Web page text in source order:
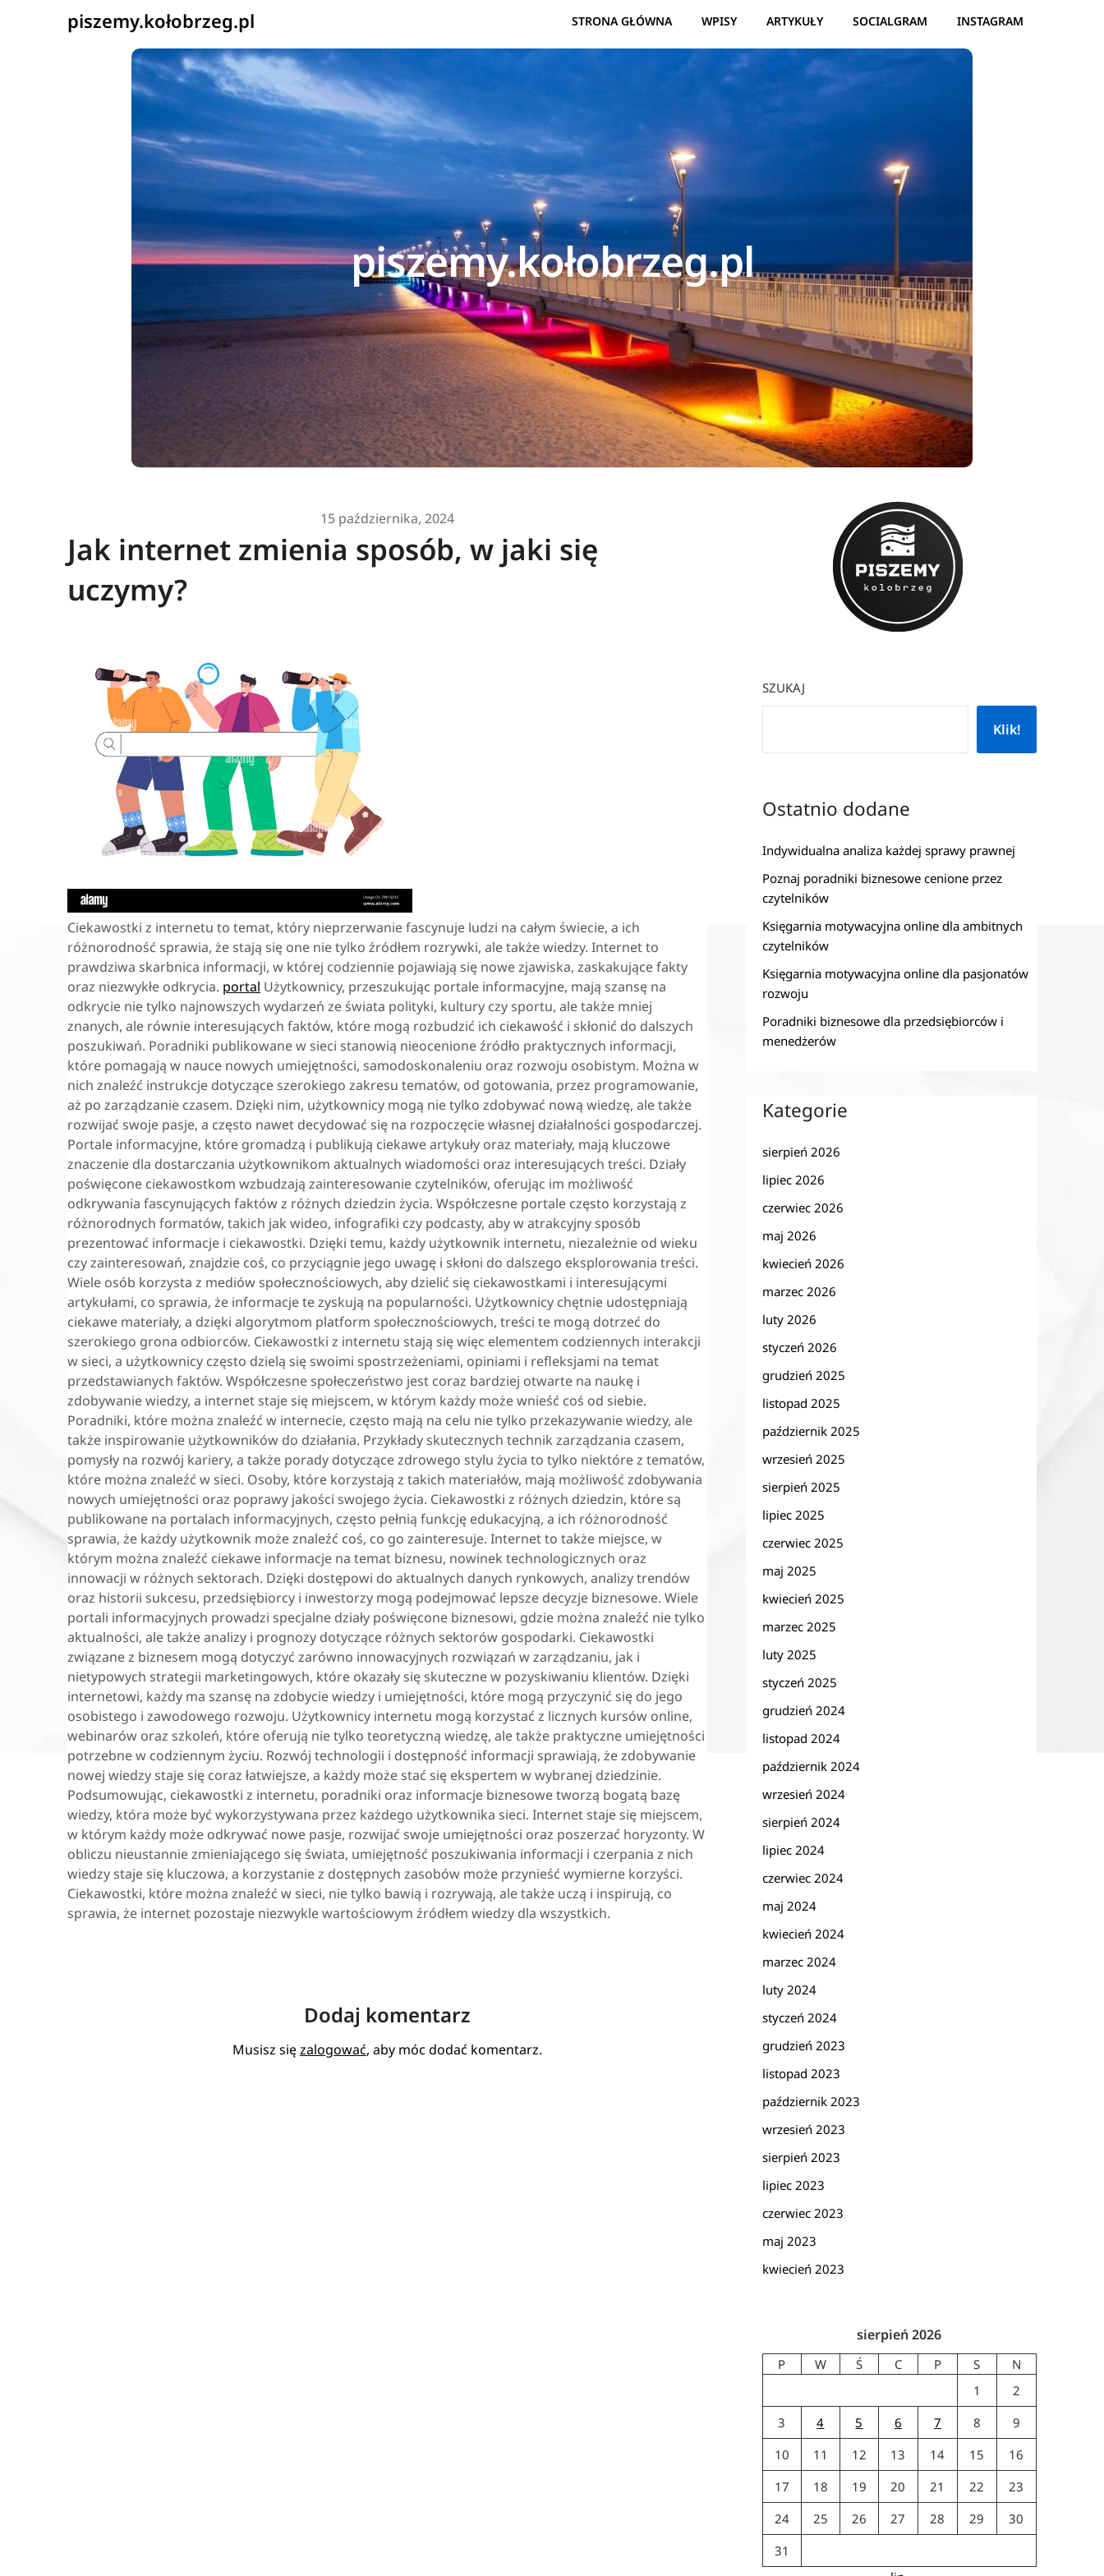
piszemy.kołobrzeg.pl STRONA GŁÓWNA WPISY ARTYKUŁY SOCIALGRAM INSTAGRAM
piszemy.kołobrzeg.pl
15 października, 2024
Jak internet zmienia sposób, w jaki się
uczymy?
Ciekawostki z internetu to temat, który nieprzerwanie fascynuje ludzi na całym świecie, a ich
różnorodność sprawia, że stają się one nie tylko źródłem rozrywki, ale także wiedzy. Internet to
prawdziwa skarbnica informacji, w której codziennie pojawiają się nowe zjawiska, zaskakujące fakty
oraz niezwykłe odkrycia. portal Użytkownicy, przeszukując portale informacyjne, mają szansę na
odkrycie nie tylko najnowszych wydarzeń ze świata polityki, kultury czy sportu, ale także mniej
znanych, ale równie interesujących faktów, które mogą rozbudzić ich ciekawość i skłonić do dalszych
poszukiwań. Poradniki publikowane w sieci stanowią nieocenione źródło praktycznych informacji,
które pomagają w nauce nowych umiejętności, samodoskonaleniu oraz rozwoju osobistym. Można w
nich znaleźć instrukcje dotyczące szerokiego zakresu tematów, od gotowania, przez programowanie,
aż po zarządzanie czasem. Dzięki nim, użytkownicy mogą nie tylko zdobywać nową wiedzę, ale także
rozwijać swoje pasje, a często nawet decydować się na rozpoczęcie własnej działalności gospodarczej.
Portale informacyjne, które gromadzą i publikują ciekawe artykuły oraz materiały, mają kluczowe
znaczenie dla dostarczania użytkownikom aktualnych wiadomości oraz interesujących treści. Działy
poświęcone ciekawostkom wzbudzają zainteresowanie czytelników, oferując im możliwość
odkrywania fascynujących faktów z różnych dziedzin życia. Współczesne portale często korzystają z
różnorodnych formatów, takich jak wideo, infografiki czy podcasty, aby w atrakcyjny sposób
prezentować informacje i ciekawostki. Dzięki temu, każdy użytkownik internetu, niezależnie od wieku
czy zainteresowań, znajdzie coś, co przyciągnie jego uwagę i skłoni do dalszego eksplorowania treści.
Wiele osób korzysta z mediów społecznościowych, aby dzielić się ciekawostkami i interesującymi
artykułami, co sprawia, że informacje te zyskują na popularności. Użytkownicy chętnie udostępniają
ciekawe materiały, a dzięki algorytmom platform społecznościowych, treści te mogą dotrzeć do
szerokiego grona odbiorców. Ciekawostki z internetu stają się więc elementem codziennych interakcji
w sieci, a użytkownicy często dzielą się swoimi spostrzeżeniami, opiniami i refleksjami na temat
przedstawianych faktów. Współczesne społeczeństwo jest coraz bardziej otwarte na naukę i
zdobywanie wiedzy, a internet staje się miejscem, w którym każdy może wnieść coś od siebie.
Poradniki, które można znaleźć w internecie, często mają na celu nie tylko przekazywanie wiedzy, ale
także inspirowanie użytkowników do działania. Przykłady skutecznych technik zarządzania czasem,
pomysły na rozwój kariery, a także porady dotyczące zdrowego stylu życia to tylko niektóre z tematów,
które można znaleźć w sieci. Osoby, które korzystają z takich materiałów, mają możliwość zdobywania
nowych umiejętności oraz poprawy jakości swojego życia. Ciekawostki z różnych dziedzin, które są
publikowane na portalach informacyjnych, często pełnią funkcję edukacyjną, a ich różnorodność
sprawia, że każdy użytkownik może znaleźć coś, co go zainteresuje. Internet to także miejsce, w
którym można znaleźć ciekawe informacje na temat biznesu, nowinek technologicznych oraz
innowacji w różnych sektorach. Dzięki dostępowi do aktualnych danych rynkowych, analizy trendów
oraz historii sukcesu, przedsiębiorcy i inwestorzy mogą podejmować lepsze decyzje biznesowe. Wiele
portali informacyjnych prowadzi specjalne działy poświęcone biznesowi, gdzie można znaleźć nie tylko
aktualności, ale także analizy i prognozy dotyczące różnych sektorów gospodarki. Ciekawostki
związane z biznesem mogą dotyczyć zarówno innowacyjnych rozwiązań w zarządzaniu, jak i
nietypowych strategii marketingowych, które okazały się skuteczne w pozyskiwaniu klientów. Dzięki
internetowi, każdy ma szansę na zdobycie wiedzy i umiejętności, które mogą przyczynić się do jego
osobistego i zawodowego rozwoju. Użytkownicy internetu mogą korzystać z licznych kursów online,
webinarów oraz szkoleń, które oferują nie tylko teoretyczną wiedzę, ale także praktyczne umiejętności
potrzebne w codziennym życiu. Rozwój technologii i dostępność informacji sprawiają, że zdobywanie
nowej wiedzy staje się coraz łatwiejsze, a każdy może stać się ekspertem w wybranej dziedzinie.
Podsumowując, ciekawostki z internetu, poradniki oraz informacje biznesowe tworzą bogatą bazę
wiedzy, która może być wykorzystywana przez każdego użytkownika sieci. Internet staje się miejscem,
w którym każdy może odkrywać nowe pasje, rozwijać swoje umiejętności oraz poszerzać horyzonty. W
obliczu nieustannie zmieniającego się świata, umiejętność poszukiwania informacji i czerpania z nich
wiedzy staje się kluczowa, a korzystanie z dostępnych zasobów może przynieść wymierne korzyści.
Ciekawostki, które można znaleźć w sieci, nie tylko bawią i rozrywają, ale także uczą i inspirują, co
sprawia, że internet pozostaje niezwykle wartościowym źródłem wiedzy dla wszystkich.
Dodaj komentarz
Musisz sięzalogować, aby móc dodać komentarz.
SZUKAJ
Klik!
Ostatnio dodane
Indywidualna analiza każdej sprawy prawnej
Poznaj poradniki biznesowe cenione przez
czytelników
Księgarnia motywacyjna online dla ambitnych
czytelników
Księgarnia motywacyjna online dla pasjonatów
rozwoju
Poradniki biznesowe dla przedsiębiorców i
menedżerów
Kategorie
sierpień 2026
lipiec 2026
czerwiec 2026
maj 2026
kwiecień 2026
marzec 2026
luty 2026
styczeń 2026
grudzień 2025
listopad 2025
październik 2025
wrzesień 2025
sierpień 2025
lipiec 2025
czerwiec 2025
maj 2025
kwiecień 2025
marzec 2025
luty 2025
styczeń 2025
grudzień 2024
listopad 2024
październik 2024
wrzesień 2024
sierpień 2024
lipiec 2024
czerwiec 2024
maj 2024
kwiecień 2024
marzec 2024
luty 2024
styczeń 2024
grudzień 2023
listopad 2023
październik 2023
wrzesień 2023
sierpień 2023
lipiec 2023
czerwiec 2023
maj 2023
kwiecień 2023
sierpień 2026
P W Ś C P S
N
1
2
3
4 5 6 7 8
9
10
11 12 13 14 15
16
17
18 19 20 21 22
23
24
25 26 27 28 29
30
31